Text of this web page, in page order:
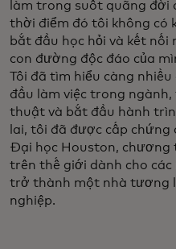
làm trong suốt quãng đời
thời điểm đó tôi không có
bắt đầu học hỏi và kết
con đường độc đáo của
Tôi đã tìm hiểu càng
đầu làm việc trong
thuật và bắt đầu hành
lai, tôi đã được cấp
Đại học Houston,
trên thế giới dành cho
trở thành một nhà tương
nghiệp.